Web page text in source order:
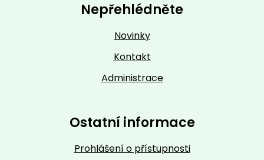
Nepřehlédněte
Novinky
Kontakt
Administrace
Ostatní informace
Prohlášení o přístupnosti